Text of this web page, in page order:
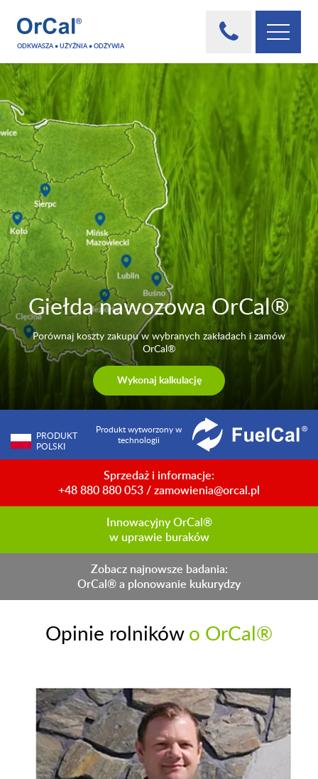
ODKWASZA • UŻYŹNIA • ODŻYWIA
Giełda nawozowa OrCal®
Porównaj koszty zakupu w wybranych zakładach i zamów
OrCal®
Wykonaj kalkulację
pożniwne.
kilogramów NPK.
Czytaj więcej
PRODUKT
POLSKI
Produkt wytworzony w
technologii
Sprzedaż i informacje:
+48 880 880 053/zamowienia@orcal.pl
Innowacyjny OrCal®
w uprawie buraków
Zobacz najnowsze badania:
OrCal® a plonowanie kukurydzy
Opinie rolnikówo OrCal®